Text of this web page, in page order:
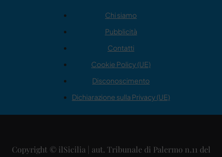
Chi siamo
Pubblicità
Contatti
Cookie Policy (UE)
Disconoscimento
Dichiarazione sulla Privacy (UE)
Copyright © ilSicilia | aut. Tribunale di Palermo n.11 del